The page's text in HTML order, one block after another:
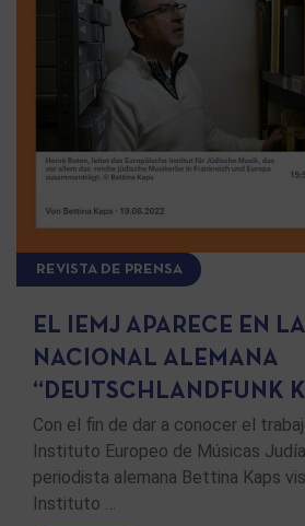
REVISTA DE PRENSA
EL IEMJ APARECE EN
NACIONAL ALEMANA
“DEUTSCHLANDFUNK
Con el fin de dar a conocer el
Instituto Europeo de Músicas
periodista alemana Bettina Kaps
Instituto …